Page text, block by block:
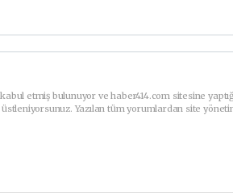
etmiş bulunuyor ve haber414.com sitesine
üstleniyorsunuz. Yazılan tüm yorumlardan site